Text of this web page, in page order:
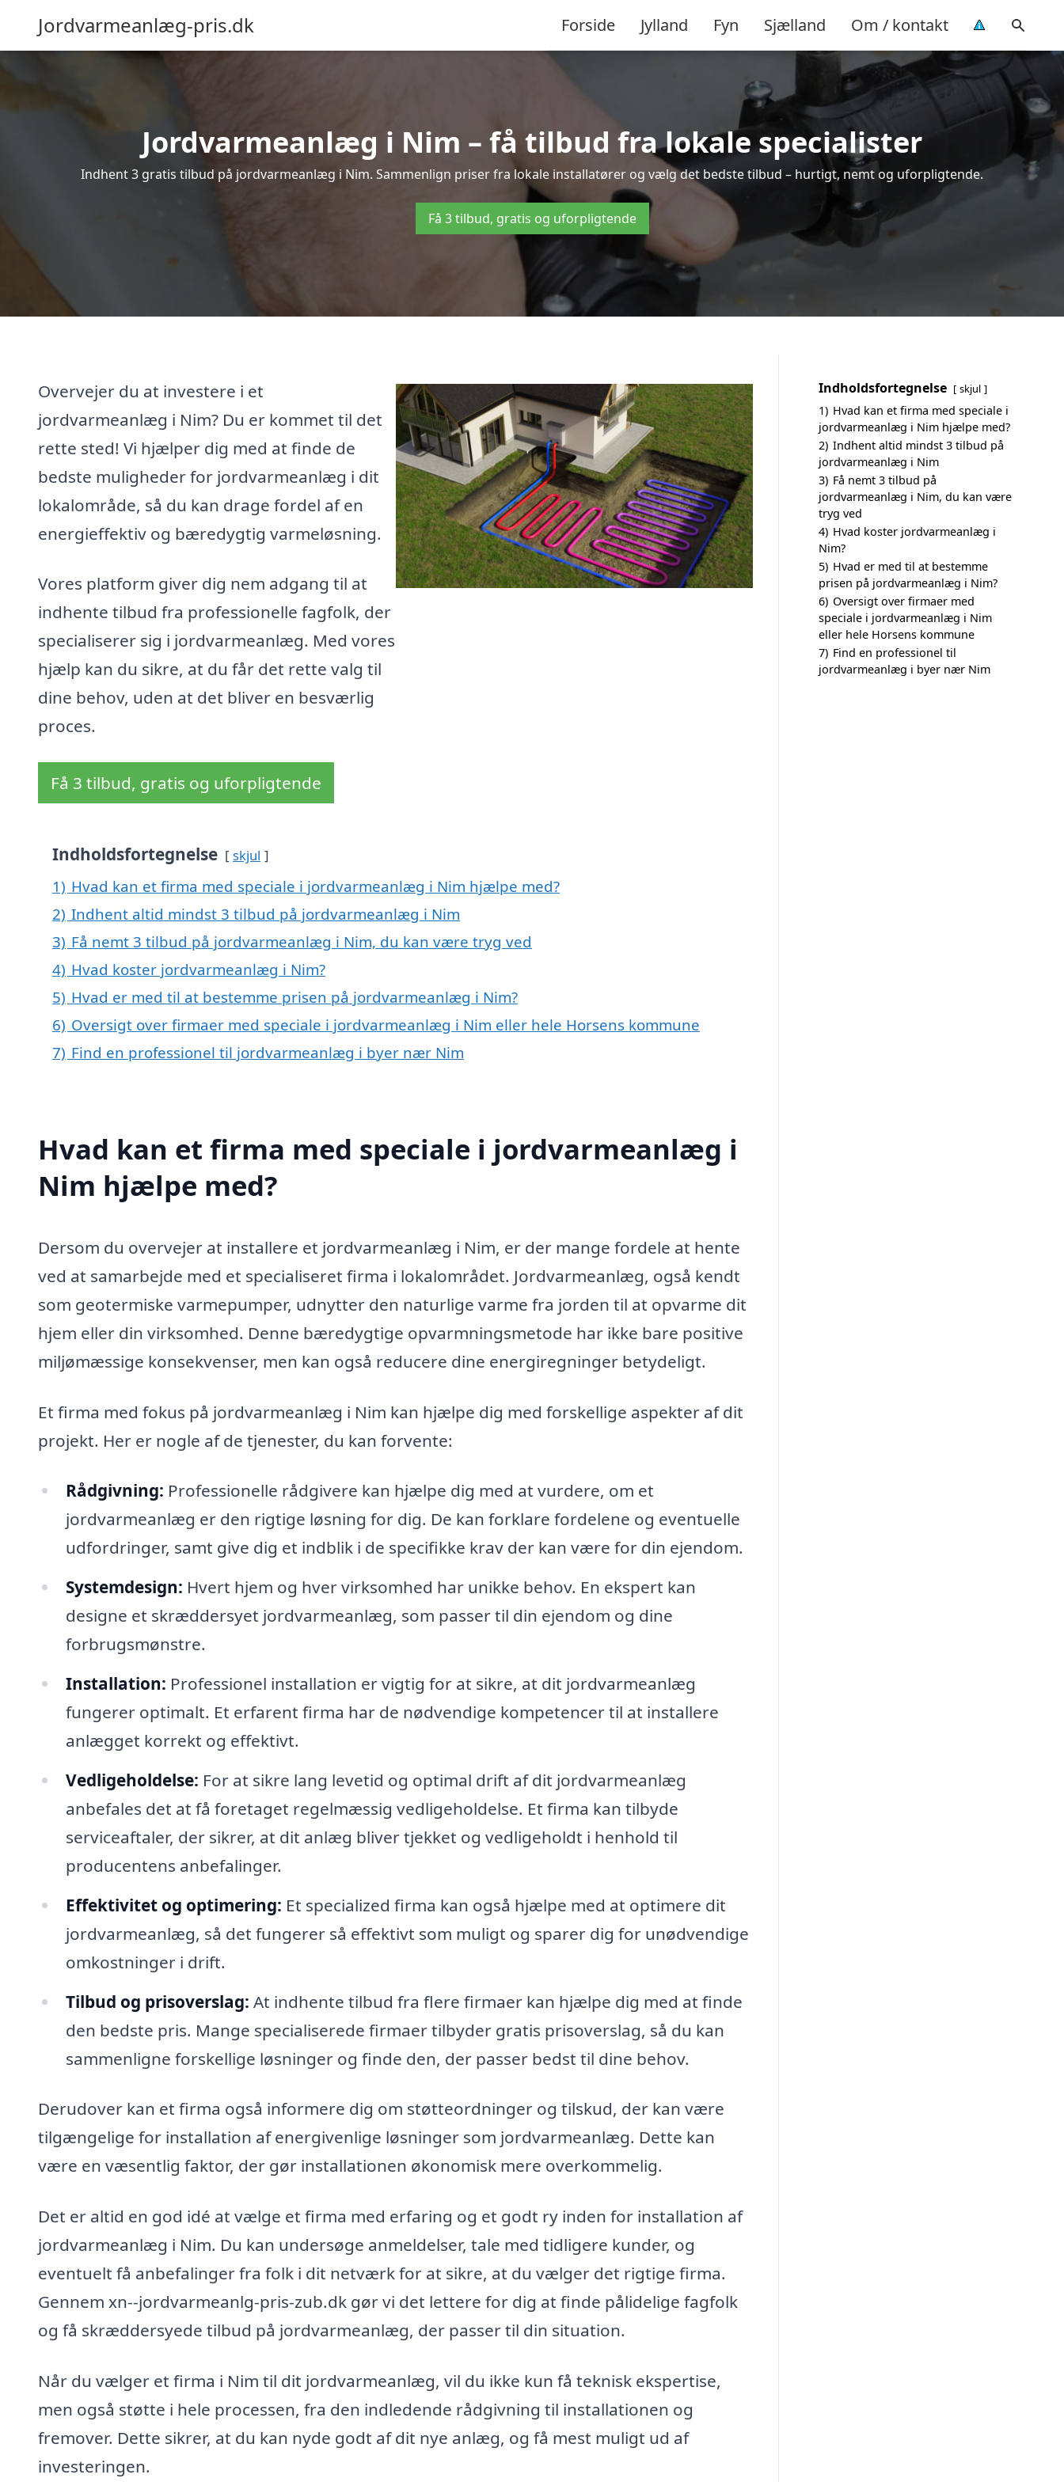
Jordvarmeanlæg-pris.dk Forside Jylland Fyn Sjælland Om / kontakt
Jordvarmeanlæg i Nim – få tilbud fra lokale specialister
Indhent 3 gratis tilbud på jordvarmeanlæg i Nim. Sammenlign priser fra lokale installatører og vælg det bedste tilbud – hurtigt, nemt og uforpligtende.
Få 3 tilbud, gratis og uforpligtende
Overvejer du at investere i et
jordvarmeanlæg i Nim? Du er kommet til det
rette sted! Vi hjælper dig med at finde de
bedste muligheder for jordvarmeanlæg i dit
lokalområde, så du kan drage fordel af en
energieffektiv og bæredygtig varmeløsning.
Vores platform giver dig nem adgang til at
indhente tilbud fra professionelle fagfolk, der
specialiserer sig i jordvarmeanlæg. Med vores
hjælp kan du sikre, at du får det rette valg til
dine behov, uden at det bliver en besværlig
proces.
Få 3 tilbud, gratis og uforpligtende
Indholdsfortegnelse skjul
1) Hvad kan et firma med speciale i jordvarmeanlæg i Nim hjælpe med?
2) Indhent altid mindst 3 tilbud på jordvarmeanlæg i Nim
3) Få nemt 3 tilbud på jordvarmeanlæg i Nim, du kan være tryg ved
4) Hvad koster jordvarmeanlæg i Nim?
5) Hvad er med til at bestemme prisen på jordvarmeanlæg i Nim?
6) Oversigt over firmaer med speciale i jordvarmeanlæg i Nim eller hele Horsens kommune
7) Find en professionel til jordvarmeanlæg i byer nær Nim
Hvad kan et firma med speciale i jordvarmeanlæg i
Nim hjælpe med?
Dersom du overvejer at installere et jordvarmeanlæg i Nim, er der mange fordele at hente
ved at samarbejde med et specialiseret firma i lokalområdet. Jordvarmeanlæg, også kendt
som geotermiske varmepumper, udnytter den naturlige varme fra jorden til at opvarme dit
hjem eller din virksomhed. Denne bæredygtige opvarmningsmetode har ikke bare positive
miljømæssige konsekvenser, men kan også reducere dine energiregninger betydeligt.
Et firma med fokus på jordvarmeanlæg i Nim kan hjælpe dig med forskellige aspekter af dit
projekt. Her er nogle af de tjenester, du kan forvente:
Rådgivning: Professionelle rådgivere kan hjælpe dig med at vurdere, om et
jordvarmeanlæg er den rigtige løsning for dig. De kan forklare fordelene og eventuelle
udfordringer, samt give dig et indblik i de specifikke krav der kan være for din ejendom.
Systemdesign: Hvert hjem og hver virksomhed har unikke behov. En ekspert kan
designe et skræddersyet jordvarmeanlæg, som passer til din ejendom og dine
forbrugsmønstre.
Installation: Professionel installation er vigtig for at sikre, at dit jordvarmeanlæg
fungerer optimalt. Et erfarent firma har de nødvendige kompetencer til at installere
anlægget korrekt og effektivt.
Vedligeholdelse: For at sikre lang levetid og optimal drift af dit jordvarmeanlæg
anbefales det at få foretaget regelmæssig vedligeholdelse. Et firma kan tilbyde
serviceaftaler, der sikrer, at dit anlæg bliver tjekket og vedligeholdt i henhold til
producentens anbefalinger.
Effektivitet og optimering: Et specialized firma kan også hjælpe med at optimere dit
jordvarmeanlæg, så det fungerer så effektivt som muligt og sparer dig for unødvendige
omkostninger i drift.
Tilbud og prisoverslag: At indhente tilbud fra flere firmaer kan hjælpe dig med at finde
den bedste pris. Mange specialiserede firmaer tilbyder gratis prisoverslag, så du kan
sammenligne forskellige løsninger og finde den, der passer bedst til dine behov.
Derudover kan et firma også informere dig om støtteordninger og tilskud, der kan være
tilgængelige for installation af energivenlige løsninger som jordvarmeanlæg. Dette kan
være en væsentlig faktor, der gør installationen økonomisk mere overkommelig.
Det er altid en god idé at vælge et firma med erfaring og et godt ry inden for installation af
jordvarmeanlæg i Nim. Du kan undersøge anmeldelser, tale med tidligere kunder, og
eventuelt få anbefalinger fra folk i dit netværk for at sikre, at du vælger det rigtige firma.
Gennem xn--jordvarmeanlg-pris-zub.dk gør vi det lettere for dig at finde pålidelige fagfolk
og få skræddersyede tilbud på jordvarmeanlæg, der passer til din situation.
Når du vælger et firma i Nim til dit jordvarmeanlæg, vil du ikke kun få teknisk ekspertise,
men også støtte i hele processen, fra den indledende rådgivning til installationen og
fremover. Dette sikrer, at du kan nyde godt af dit nye anlæg, og få mest muligt ud af
investeringen.
Indholdsfortegnelse skjul
1) Hvad kan et firma med speciale i
jordvarmeanlæg i Nim hjælpe med?
2) Indhent altid mindst 3 tilbud på
jordvarmeanlæg i Nim
3) Få nemt 3 tilbud på
jordvarmeanlæg i Nim, du kan være
tryg ved
4) Hvad koster jordvarmeanlæg i
Nim?
5) Hvad er med til at bestemme
prisen på jordvarmeanlæg i Nim?
6) Oversigt over firmaer med
speciale i jordvarmeanlæg i Nim
eller hele Horsens kommune
7) Find en professionel til
jordvarmeanlæg i byer nær Nim